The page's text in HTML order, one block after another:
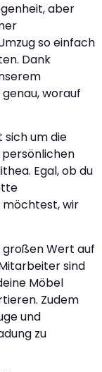
aber
so einfach
Dank
worauf
sich um die
Egal, ob du
wir
großen Wert auf
sind
Möbel
Zudem
und
zu